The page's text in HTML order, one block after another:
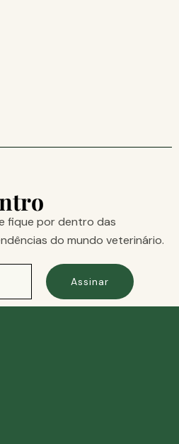
fique por dentro das
do mundo veterinário.
Assinar